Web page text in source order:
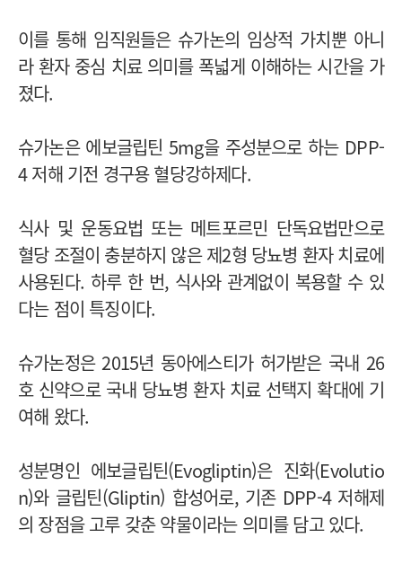
이를 통해 임직원들은 슈가논의 임상적 가치뿐 아니
라 환자 중심 치료 의미를 폭넓게 이해하는 시간을 가
졌다.
슈가논은 에보글립틴 5mg을 주성분으로 하는 DPP-
4 저해 기전 경구용 혈당강하제다.
식사 및 운동요법 또는 메트포르민 단독요법만으로
혈당 조절이 충분하지 않은 제2형 당뇨병 환자 치료에
사용된다. 하루 한 번, 식사와 관계없이 복용할 수 있
다는 점이 특징이다.
슈가논정은 2015년 동아에스티가 허가받은 국내 26
호 신약으로 국내 당뇨병 환자 치료 선택지 확대에 기
여해 왔다.
성분명인 에보글립틴(Evogliptin)은 진화(Evolutio
n)와 글립틴(Gliptin) 합성어로, 기존 DPP-4 저해제
의 장점을 고루 갖춘 약물이라는 의미를 담고 있다.